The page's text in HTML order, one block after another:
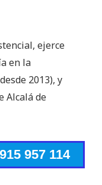
ejerce
en la
2013), y
Alcalá de
957 114